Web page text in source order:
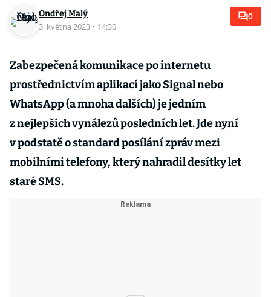
Ondřej Malý
3. května 2023 · 14:30
0
Zabezpečená komunikace po internetu
prostřednictvím aplikací jako Signal nebo
WhatsApp (a mnoha dalších) je jedním
z nejlepších vynálezů posledních let. Jde nyní
v podstatě o standard posílání zpráv mezi
mobilními telefony, který nahradil desítky let
staré SMS.